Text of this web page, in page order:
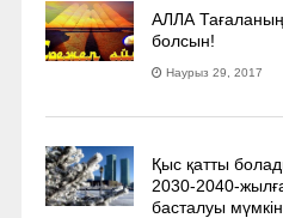
АЛЛА
болсын!
Наурыз 29, 2017
Қыс қатты
2030-2040­-
басталуы